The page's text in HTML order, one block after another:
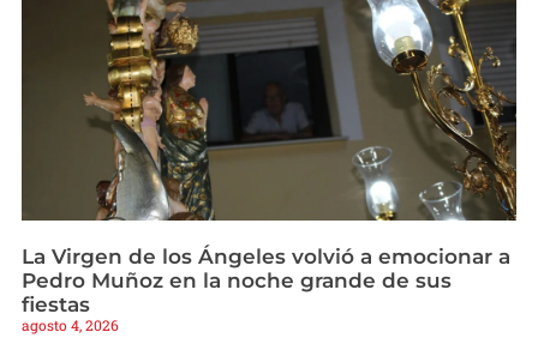
La Virgen de los Ángeles volvió a emocionar a
Pedro Muñoz en la noche grande de sus
fiestas
agosto 4, 2026